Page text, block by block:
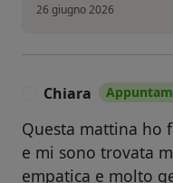
26 giugno 2026
Chiara
Questa mattina ho
e mi sono trovata
empatica e molto